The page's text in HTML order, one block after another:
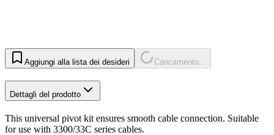
Aggiungi alla lista dei desideri Caricamento...
Dettagli del prodotto
This universal pivot kit ensures smooth cable connection. Suitable
for use with 3300/33C series cables.